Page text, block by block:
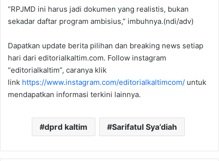
“RPJMD ini harus jadi dokumen yang realistis, bukan
sekadar daftar program ambisius,” imbuhnya.(ndi/adv)
Dapatkan update berita pilihan dan breaking news setiap
hari dari editorialkaltim.com. Follow instagram
“editorialkaltim”, caranya klik
link https://www.instagram.com/editorialkaltimcom/ untuk
mendapatkan informasi terkini lainnya.
dprd kaltim Sarifatul Sya’diah